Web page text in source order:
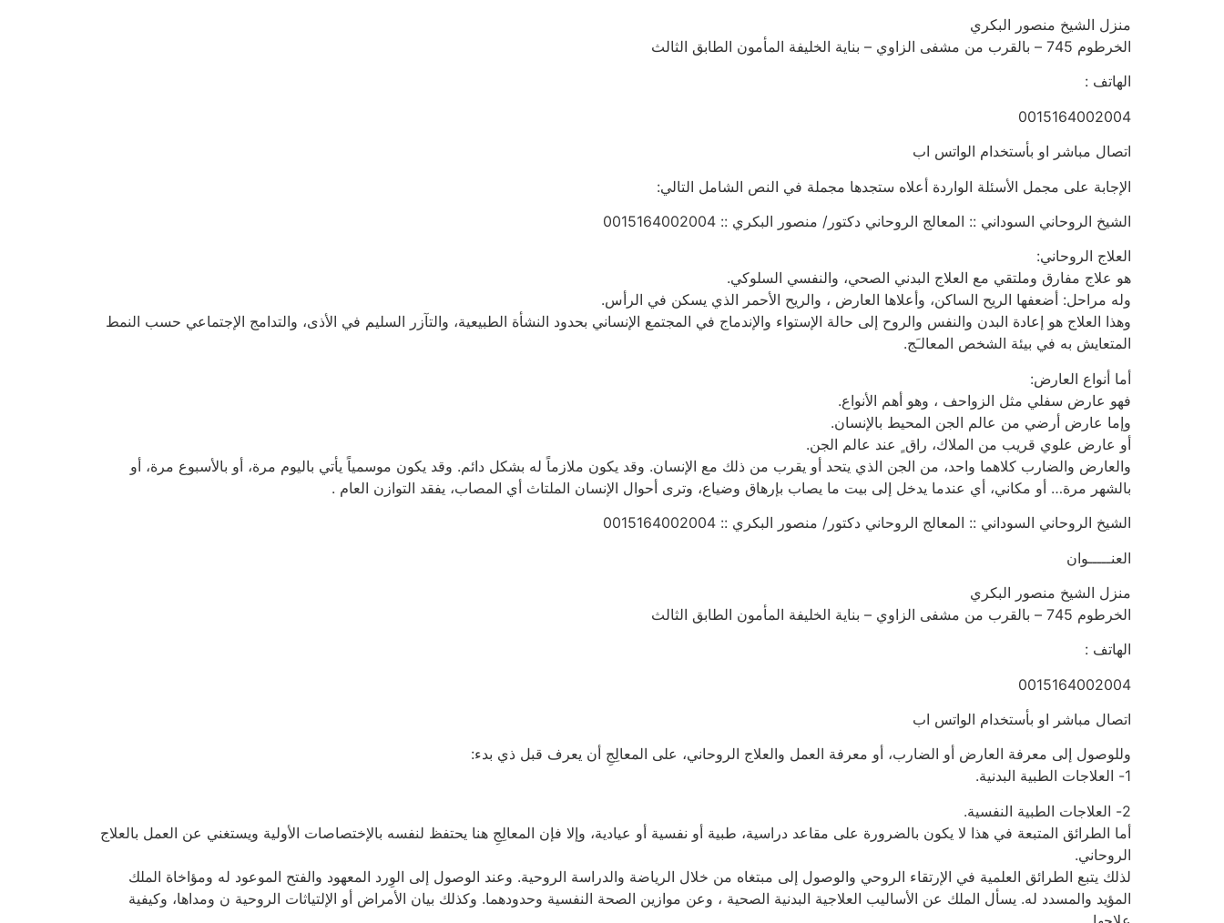
منزل الشيخ منصور البكري
الخرطوم 745 – بالقرب من مشفى الزاوي – بناية الخليفة المأمون الطابق الثالث
الهاتف :
0015164002004
اتصال مباشر او بأستخدام الواتس اب
الإجابة على مجمل الأسئلة الواردة أعلاه ستجدها مجملة في النص الشامل التالي:
الشيخ الروحاني السوداني :: المعالج الروحاني دكتور/ منصور البكري :: 0015164002004
العلاج الروحاني:
هو علاج مفارق وملتقي مع العلاج البدني الصحي، والنفسي السلوكي.
وله مراحل: أضعفها الريح الساكن، وأعلاها العارض ، والريح الأحمر الذي يسكن في الرأس.
وهذا العلاج هو إعادة البدن والنفس والروح إلى حالة الإستواء والإندماج في المجتمع الإنساني بحدود النشأة الطبيعية، والتآزر السليم في الأذى، والتدامج الإجتماعي حسب النمط
المتعايش به في بيئة الشخص المعالـَج.
أما أنواع العارض:
فهو عارض سفلي مثل الزواحف ، وهو أهم الأنواع.
وإما عارض أرضي من عالم الجن المحيط بالإنسان.
أو عارض علوي قريب من الملاك، راق ٍ عند عالم الجن.
والعارض والضارب كلاهما واحد، من الجن الذي يتحد أو يقرب من ذلك مع الإنسان. وقد يكون ملازماً له بشكل دائم. وقد يكون موسمياً يأتي باليوم مرة، أو بالأسبوع مرة، أو
بالشهر مرة… أو مكاني، أي عندما يدخل إلى بيت ما يصاب بإرهاق وضياع، وترى أحوال الإنسان الملتاث أي المصاب، يفقد التوازن العام .
الشيخ الروحاني السوداني :: المعالج الروحاني دكتور/ منصور البكري :: 0015164002004
العنـــــوان
منزل الشيخ منصور البكري
الخرطوم 745 – بالقرب من مشفى الزاوي – بناية الخليفة المأمون الطابق الثالث
الهاتف :
0015164002004
اتصال مباشر او بأستخدام الواتس اب
وللوصول إلى معرفة العارض أو الضارب، أو معرفة العمل والعلاج الروحاني، على المعالِجِ أن يعرف قبل ذي بدء:
1- العلاجات الطبية البدنية.
2- العلاجات الطبية النفسية.
أما الطرائق المتبعة في هذا لا يكون بالضرورة على مقاعد دراسية، طبية أو نفسية أو عيادية، وإلا فإن المعالِجِ هنا يحتفظ لنفسه بالإختصاصات الأولية ويستغني عن العمل بالعلاج
الروحاني.
لذلك يتبع الطرائق العلمية في الإرتقاء الروحي والوصول إلى مبتغاه من خلال الرياضة والدراسة الروحية. وعند الوصول إلى الوِرد المعهود والفتح الموعود له ومؤاخاة الملك
المؤيد والمسدد له. يسأل الملك عن الأساليب العلاجية البدنية الصحية ، وعن موازين الصحة النفسية وحدودهما. وكذلك بيان الأمراض أو الإلتياثات الروحية ن ومداها، وكيفية